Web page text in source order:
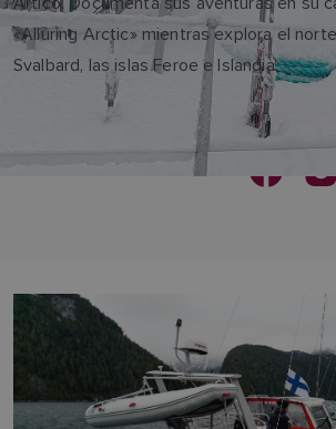
«Alluring Arctic» mientras explora el
Svalbard, las islas Feroe e Islandia.
SEGUIR JUHO KARHU